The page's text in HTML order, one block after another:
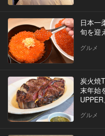
日本一
旬を迎
グルメ
炭火焼
末年始
グルメ